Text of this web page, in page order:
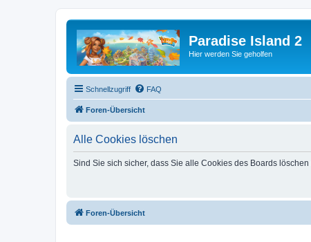
Paradise Island 2
Hier werden Sie geholfen
Schnellzugriff FAQ
Foren-Übersicht
Alle Cookies löschen
Sind Sie sich sicher, dass Sie alle Cookies des Boards
Foren-Übersicht